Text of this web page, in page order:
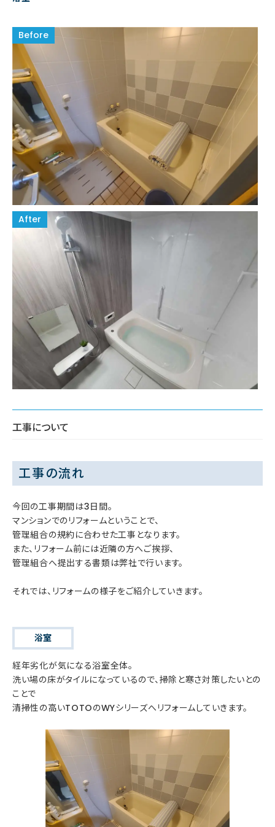
工事について
工事の流れ
今回の工事期間は3日間。
マンションでのリフォームということで、
管理組合の規約に合わせた工事となります。
また、リフォーム前には近隣の方へご挨拶、
管理組合へ提出する書類は弊社で行います。
それでは、リフォームの様子をご紹介していきます。
浴室
経年劣化が気になる浴室全体。
洗い場の床がタイルになっているので、掃除と寒さ対策したいとの
ことで
清掃性の高いTOTOのWYシリーズへリフォームしていきます。